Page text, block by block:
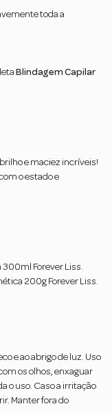
toda a
Blindagem Capilar
e maciez incríveis!
o estado e
Forever Liss.
200g Forever Liss.
e ao abrigo de luz. Uso
os olhos, enxaguar
o uso. Caso a irritação
Manter fora do